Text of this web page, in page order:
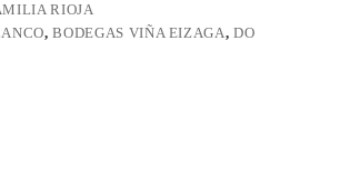
RIOJA
,BODEGAS VIÑA EIZAGA,DO